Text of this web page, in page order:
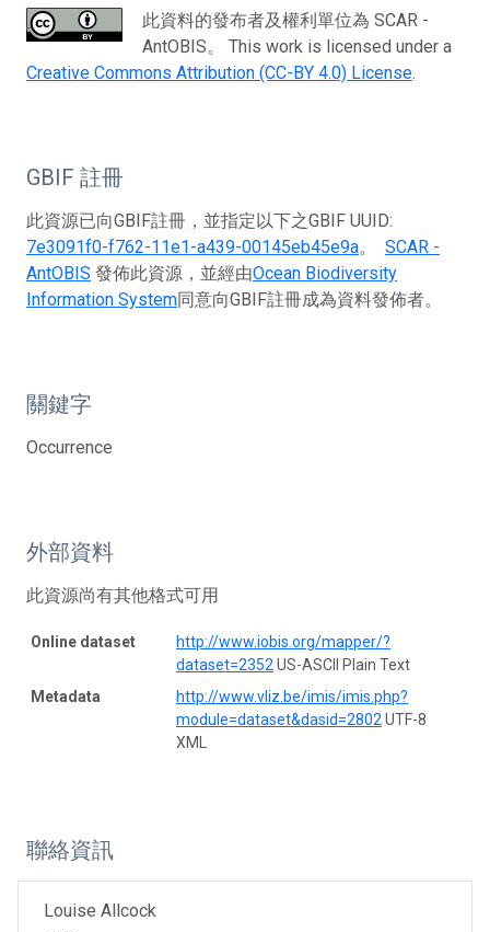
此資料的發布者及權利單位為 SCAR -
AntOBIS。 This work is licensed under a
Creative Commons Attribution (CC-BY 4.0) License.
GBIF 註冊
此資源已向GBIF註冊，並指定以下之GBIF UUID:
7e3091f0-f762-11e1-a439-00145eb45e9a。 SCAR -
AntOBIS 發佈此資源，並經由Ocean Biodiversity
Information System同意向GBIF註冊成為資料發佈者。
關鍵字
Occurrence
外部資料
此資源尚有其他格式可用
Online dataset
http://www.iobis.org/mapper/?
dataset=2352 US-ASCII Plain Text
Metadata
http://www.vliz.be/imis/imis.php?
module=dataset&dasid=2802 UTF-8
XML
聯絡資訊
Louise Allcock